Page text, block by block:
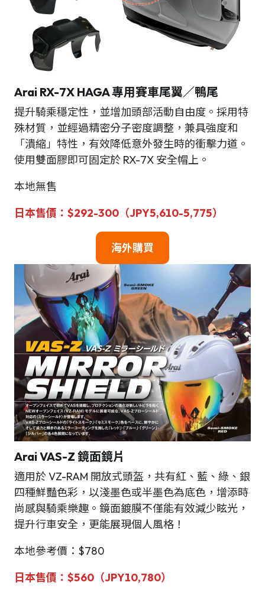
Arai RX-7X HAGA 專用賽車尾翼／鴨尾
提升騎乘穩定性，並增加頭部活動自由度。採用特
殊材質，並經過精密分子密度調整，兼具強度和
「潰縮」特性，有效降低意外發生時的衝擊力道。
使用雙面膠即可固定於 RX-7X 安全帽上。
本地無售
日本售價：$292-300（JPY5,610-5,775）
海外購買
Arai VAS-Z 鏡面鏡片
適用於 VZ-RAM 開放式頭盔，共有紅、藍、綠、銀
四種鮮豔色彩，以淺墨色或半墨色為底色，增添時
尚感與騎乘樂趣。鏡面鍍膜不僅能有效減少眩光，
提升行車安全，更能展現個人風格！
本地參考價：$780
日本售價：$560（JPY10,780）